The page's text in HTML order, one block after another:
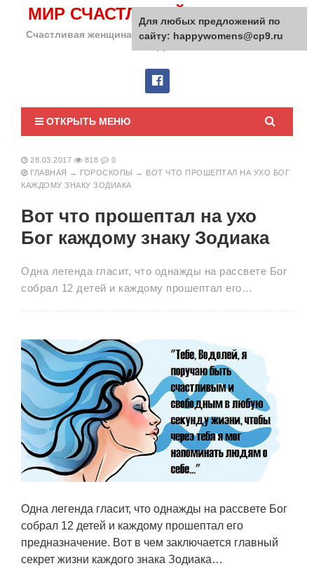
МИР СЧАСТЛИВОЙ ЖЕНЩИНЫ
Счастливая женщина сделает счастливым весь мир
ОТКРЫТЬ МЕНЮ
28.03.2017 818
0
ГЛАВНАЯ → ГОРОСКОПЫ → ВОТ ЧТО ПРОШЕПТАЛ НА УХО БОГ
КАЖДОМУ ЗНАКУ ЗОДИАКА
Вот что прошептал на ухо
Бог каждому знаку Зодиака
Одна легенда гласит, что однажды на рассвете Бог
собрал 12 детей и каждому прошептал его…
Одна легенда гласит, что однажды на рассвете Бог
собрал 12 детей и каждому прошептал его
предназначение. Вот в чем заключается главный
секрет жизни каждого знака Зодиака…
Для любых предложений по
сайту: happywomens@cp9.ru